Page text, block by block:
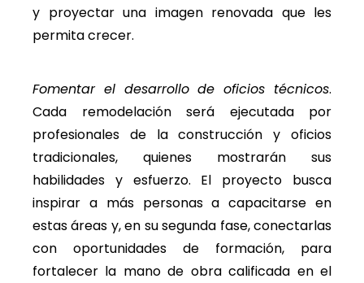
y proyectar una imagen renovada que les
permita crecer.
Fomentar el desarrollo de oficios técnicos.
Cada remodelación será ejecutada por
profesionales de la construcción y oficios
tradicionales, quienes mostrarán sus
habilidades y esfuerzo. El proyecto busca
inspirar a más personas a capacitarse en
estas áreas y, en su segunda fase, conectarlas
con oportunidades de formación, para
fortalecer la mano de obra calificada en el